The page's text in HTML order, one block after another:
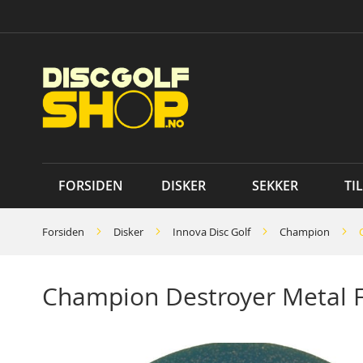
to
FORSIDEN DISKER SEKKER
Forsiden Disker Innova Disc Golf Champion
Champion Destroyer Metal